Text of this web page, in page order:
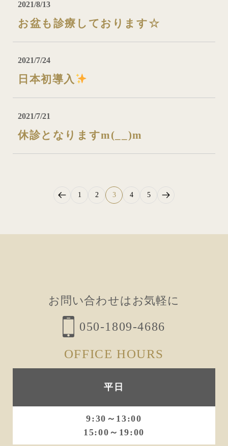
2021/8/13
お盆も診療しております☆
2021/7/24
日本初導入
2021/7/21
休診となりますm(__)m
1 2 3 4 5
お問い合わせはお気軽に
050-1809-4686
OFFICE HOURS
平日
9:30～13:00
15:00～19:00